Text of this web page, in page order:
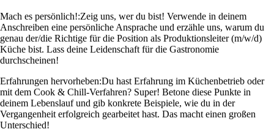
Mach es persönlich!:Zeig uns, wer du bist! Verwende in deinem
Anschreiben eine persönliche Ansprache und erzähle uns, warum du
genau der/die Richtige für die Position als Produktionsleiter (m/w/d)
Küche bist. Lass deine Leidenschaft für die Gastronomie
durchscheinen!
Erfahrungen hervorheben:Du hast Erfahrung im Küchenbetrieb oder
mit dem Cook & Chill-Verfahren? Super! Betone diese Punkte in
deinem Lebenslauf und gib konkrete Beispiele, wie du in der
Vergangenheit erfolgreich gearbeitet hast. Das macht einen großen
Unterschied!